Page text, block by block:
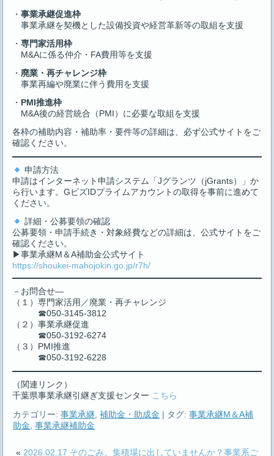
・事業承継促進枠
事業承継を契機とした設備投資や経営革新等の取組を支援
・専門家活用枠
M&Aに係る仲介・FA費用等を支援
・廃業・再チャレンジ枠
事業再編や廃業に伴う費用を支援
・ PMI推進枠
M&A後の経営統合（PMI）に必要な取組を支援
各枠の補助内容・補助率・要件等の詳細は、必ず公式サイトをご
確認ください。
申請方法
申請はインターネット申請システム「Jグランツ（jGrants）」か
ら行います。GビズIDプライムアカウントの取得を事前に進めて
ください。
詳細・公募要領の確認
公募要領・申請手続き・対象経費などの詳細は、公式サイトをご
確認ください。
▶事業承継M＆A補助金公式サイト
https://shoukei-mahojokin.go.jp/r7h/
－お問合せ―
（１）専門家活用／廃業・再チャレンジ
☎050-3145-3812
（２）事業承継促進
☎050-3192-6274
（３）PMI推進
☎050-3192-6228
（関連リンク）
千葉県事業承継引継ぎ支援センター こちら
カテゴリー: 事業承継,補助金・助成金 | タグ: 事業承継M＆A補
助金,事業承継補助金
« 2026.02.17 そのごみ、集積場に出していませんか？事業系ご